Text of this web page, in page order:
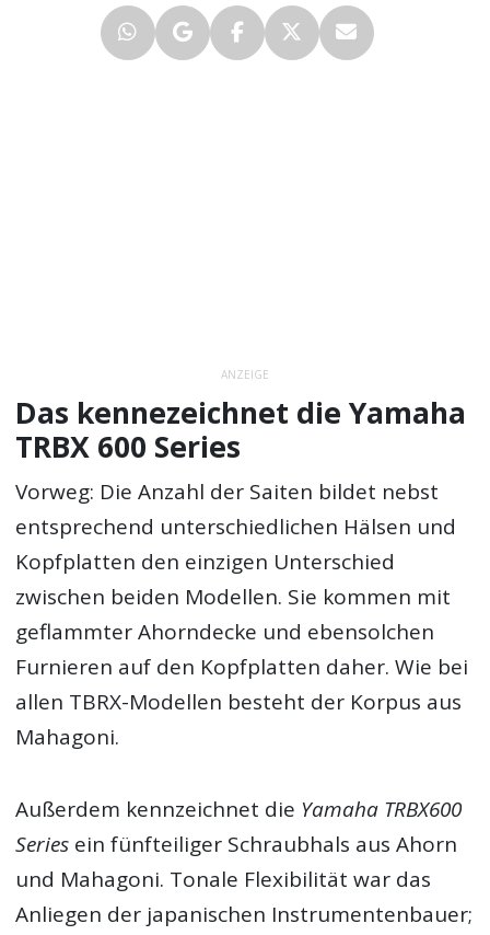
ANZEIGE
Das kennezeichnet die Yamaha
TRBX 600 Series
Vorweg: Die Anzahl der Saiten bildet nebst
entsprechend unterschiedlichen Hälsen und
Kopfplatten den einzigen Unterschied
zwischen beiden Modellen. Sie kommen mit
geflammter Ahorndecke und ebensolchen
Furnieren auf den Kopfplatten daher. Wie bei
allen TBRX-Modellen besteht der Korpus aus
Mahagoni.
Außerdem kennzeichnet die Yamaha TRBX600
Series ein fünfteiliger Schraubhals aus Ahorn
und Mahagoni. Tonale Flexibilität war das
Anliegen der japanischen Instrumentenbauer;